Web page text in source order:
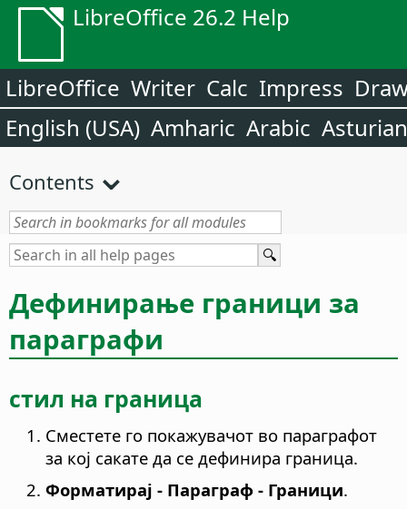
LibreOffice 26.2 Help
LibreOffice Writer Calc Impress
English (USA) Amharic Arabic Asturian
Contents
Дефинирање граници за
параграфи
стил на граница
Сместете го покажувачот во параграфот
за кој сакате да се дефинира граница.
Форматирај - Параграф - Граници.